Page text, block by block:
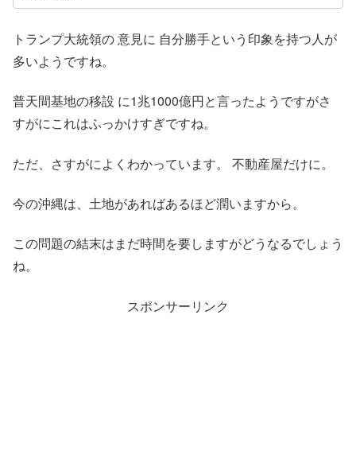
トランプ大統領の 意見に 自分勝手という印象を持つ人が
多いようですね。
普天間基地の移設 に1兆1000億円と言ったようですがさ
すがにこれはふっかけすぎですね。
ただ、さすがによくわかっています。 不動産屋だけに。
今の沖縄は、土地があればあるほど潤いますから。
この問題の結末はまだ時間を要しますがどうなるでしょう
ね。
スポンサーリンク